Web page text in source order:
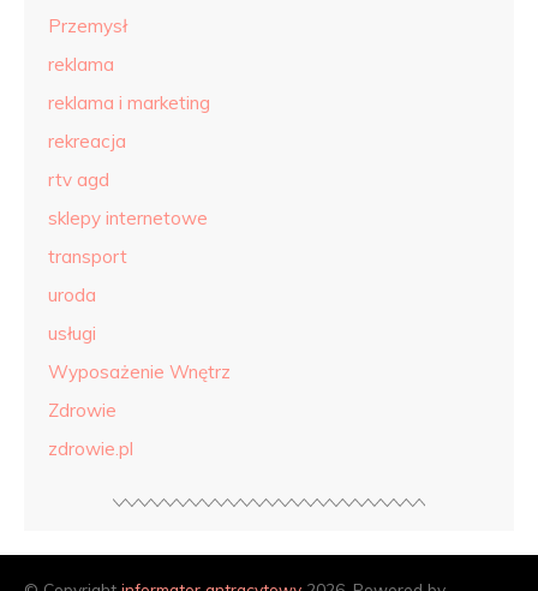
Przemysł
reklama
reklama i marketing
rekreacja
rtv agd
sklepy internetowe
transport
uroda
usługi
Wyposażenie Wnętrz
Zdrowie
zdrowie.pl